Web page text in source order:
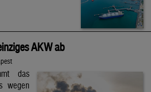
AKW ab
das
wegen